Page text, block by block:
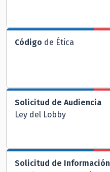
Código de Ética
Solicitud de Audiencia
Ley del Lobby
Solicitud de Información